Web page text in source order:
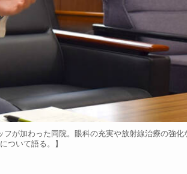
が加わった同院。眼科の充実や放射線治療の強化
ついて語る。】